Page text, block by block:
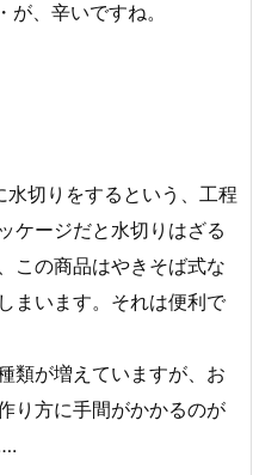
、辛いですね。
切りをするという、工程
ケージだと水切りはざる
この商品はやきそば式な
まいます。それは便利で
類が増えていますが、お
り方に手間がかかるのが